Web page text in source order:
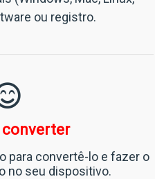
ou registro.
converter
para convertê-lo e fazer o
no seu dispositivo.